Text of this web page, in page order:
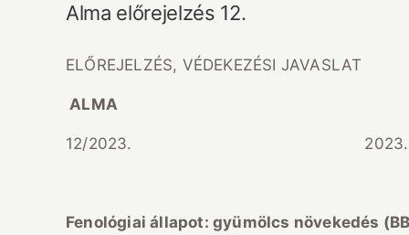
Alma előrejelzés 12.
ELŐREJELZÉS, VÉDEKEZÉSI JAVASLAT
ALMA
12/2023. 2023.
Fenológiaiállapot: gyümölcs növekedés